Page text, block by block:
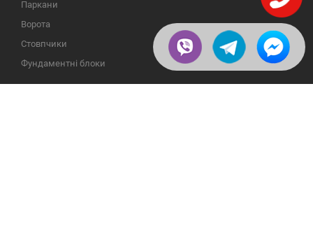
Паркани
Ворота
Стовпчики
Фундаментні блоки